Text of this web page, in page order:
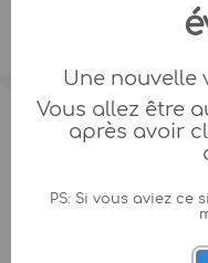
Une nouvelle
Vous allez être
après avoir
PS: Si vous aviez ce